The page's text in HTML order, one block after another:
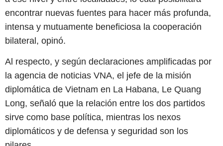
encontrar nuevas fuentes para hacer más profunda,
intensa y mutuamente beneficiosa la cooperación
bilateral, opinó.
Al respecto, y según declaraciones amplificadas por
la agencia de noticias VNA, el jefe de la misión
diplomática de Vietnam en La Habana, Le Quang
Long, señaló que la relación entre los dos partidos
sirve como base política, mientras los nexos
diplomáticos y de defensa y seguridad son los